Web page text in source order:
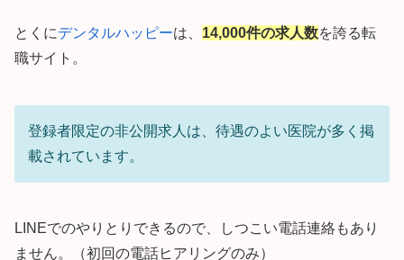
とくにデンタルハッピーは、 14,000件の求人数を誇る転
職サイト。
登録者限定の非公開求人は、待遇のよい医院が多く掲
載されています。
LINEでのやりとりできるので、しつこい電話連絡もあり
ません。（初回の電話ヒアリングのみ）